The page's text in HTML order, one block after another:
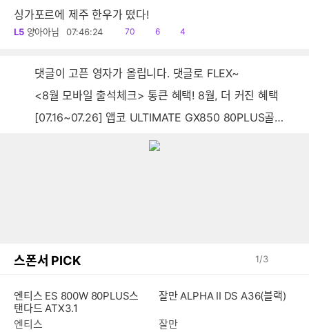
싱가포르에 제주 한우가 떴다!
L5 양아아님 07:46:24
읽
70
공
6
댓
4
댓글이 고픈 영자가 올립니다. 댓글로 FLEX~
<8월 모바일 출석체크> 통큰 혜택! 8월, 더 커진 혜택
[07.16~07.26] 앱코 ULTIMATE GX850 80PLUS골드 풀모듈러 ATX3.0 블랙
스폰서 PICK 1/3
엔티스 ES 800W 80PLUS스
탠다드 ATX3.1
엔티스
잘만 ALPHA II DS A36(블랙)
잘만